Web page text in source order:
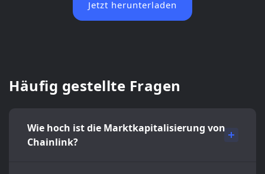
Jetzt herunterladen
Häufig gestellte Fragen
Wie hoch ist die Marktkapitalisierung von
Chainlink?